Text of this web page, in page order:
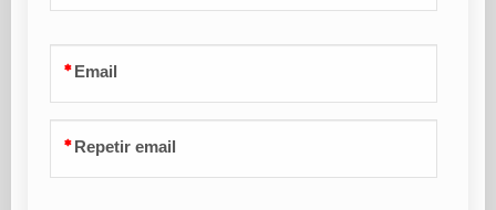
Email
Repetir email